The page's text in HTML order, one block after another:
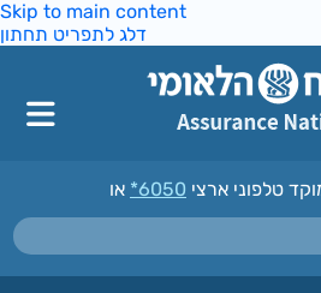
Skip to main content
דלג לתפריט תחתון
טלפוני ארצי *6050